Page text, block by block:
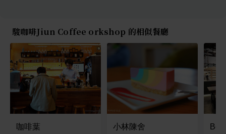
駿咖啡Jiun Coffee orkshop 的相似餐廳
咖啡葉 小林陳舍